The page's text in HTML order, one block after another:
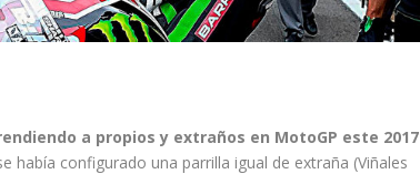
a propios y extraños en MotoGP este 2017
había configurado una parrilla igual de extraña (Viñales